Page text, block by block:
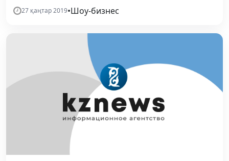
27 қаңтар 2019•Шоу-бизнес